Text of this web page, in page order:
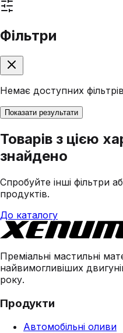
Фільтри
Немає доступних фільтрів
Показати результати
Товарів з цією
знайдено
Спробуйте інші фільтри
продуктів.
До каталогу
Преміальні мастильні
найвимогливіших
року.
Продукти
Автомобільні оливи